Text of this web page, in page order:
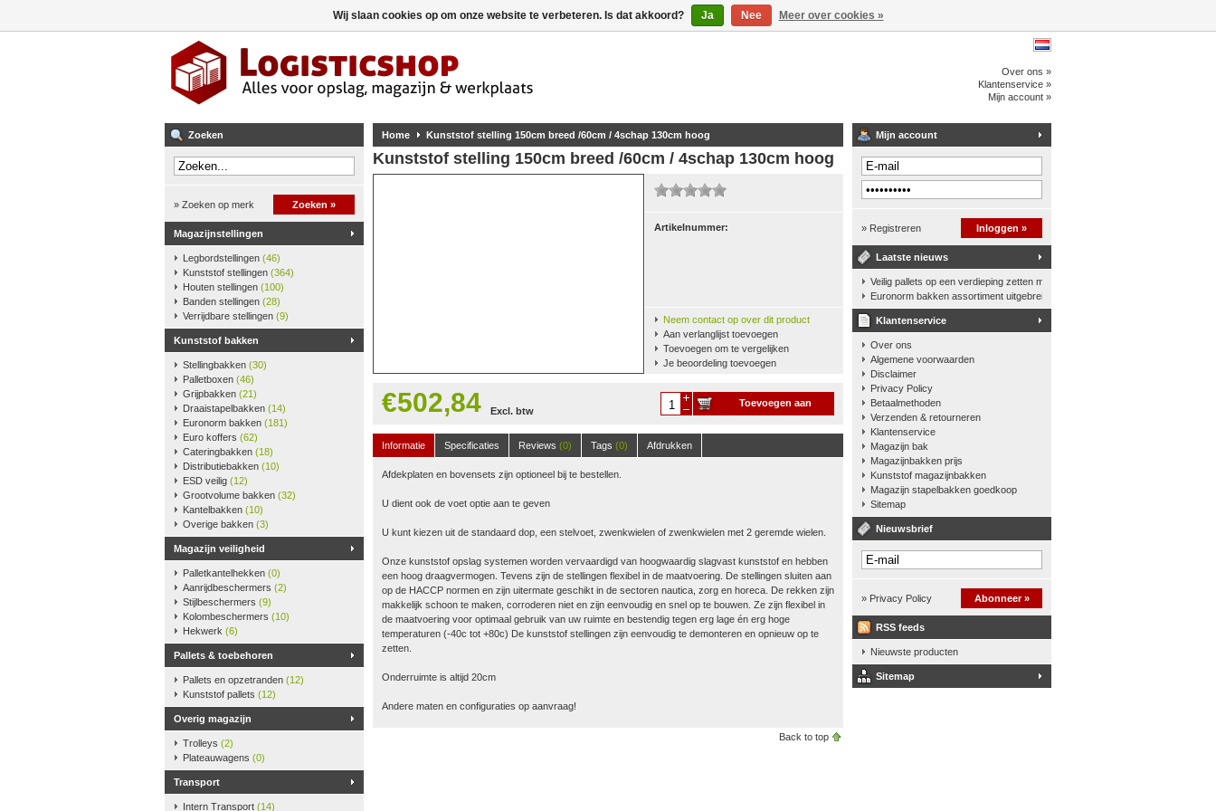
Over ons »
Klantenservice »
Mijn account »
Zoeken
» Zoeken op merk Zoeken »
Magazijnstellingen
Legbordstellingen (46)
Kunststof stellingen (364)
Houten stellingen (100)
Banden stellingen (28)
Verrijdbare stellingen (9)
Kunststof bakken
Stellingbakken (30)
Palletboxen (46)
Grijpbakken (21)
Draaistapelbakken (14)
Euronorm bakken (181)
Euro koffers (62)
Cateringbakken (18)
Distributiebakken (10)
ESD veilig (12)
Grootvolume bakken (32)
Kantelbakken (10)
Overige bakken (3)
Magazijn veiligheid
Palletkantelhekken (0)
Aanrijdbeschermers (2)
Stijlbeschermers (9)
Kolombeschermers (10)
Hekwerk (6)
Pallets & toebehoren
Pallets en opzetranden (12)
Kunststof pallets (12)
Overig magazijn
Trolleys (2)
Plateauwagens (0)
Transport
Intern Transport (14)
Home Kunststof stelling 150cm breed /60cm / 4schap 130cm hoog
Kunststof stelling 150cm breed /60cm / 4schap 130cm hoog
Artikelnummer:
Neem contact op over dit product
Aan verlanglijst toevoegen
Toevoegen om te vergelijken
Je beoordeling toevoegen
€502,84 Excl. btw
Toevoegen aan
Informatie
Specificaties Reviews (0) Tags (0) Afdrukken
Afdekplaten en bovensets zijn optioneel bij te bestellen.
U dient ook de voet optie aan te geven
U kunt kiezen uit de standaard dop, een stelvoet, zwenkwielen of zwenkwielen met 2 geremde wielen.
Onze kunststof opslag systemen worden vervaardigd van hoogwaardig slagvast kunststof en hebben
een hoog draagvermogen. Tevens zijn de stellingen flexibel in de maatvoering. De stellingen sluiten aan
op de HACCP normen en zijn uitermate geschikt in de sectoren nautica, zorg en horeca. De rekken zijn
makkelijk schoon te maken, corroderen niet en zijn eenvoudig en snel op te bouwen. Ze zijn flexibel in
de maatvoering voor optimaal gebruik van uw ruimte en bestendig tegen erg lage én erg hoge
temperaturen (-40c tot +80c) De kunststof stellingen zijn eenvoudig te demonteren en opnieuw op te
zetten.
Onderruimte is altijd 20cm
Andere maten en configuraties op aanvraag!
Back to top
Mijn account
» Registreren Inloggen »
Laatste nieuws
Veilig pallets op een verdieping zetten met een palletkantelhek
Euronorm bakken assortiment uitgebreid
Klantenservice
Over ons
Algemene voorwaarden
Disclaimer
Privacy Policy
Betaalmethoden
Verzenden & retourneren
Klantenservice
Magazijn bak
Magazijnbakken prijs
Kunststof magazijnbakken
Magazijn stapelbakken goedkoop
Sitemap
Nieuwsbrief
» Privacy Policy Abonneer »
RSS feeds
Nieuwste producten
Sitemap
Wij slaan cookies op om onze website te verbeteren. Is dat akkoord? Ja Nee Meer over cookies »